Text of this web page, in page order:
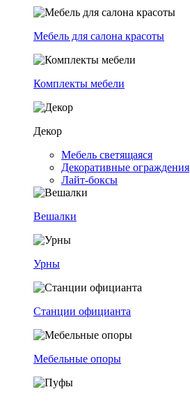
Мебель для салона красоты
Комплекты мебели
Декор
Мебель светящаяся
Декоративные ограждения
Лайт-боксы
Вешалки
Урны
Станции официанта
Мебельные опоры